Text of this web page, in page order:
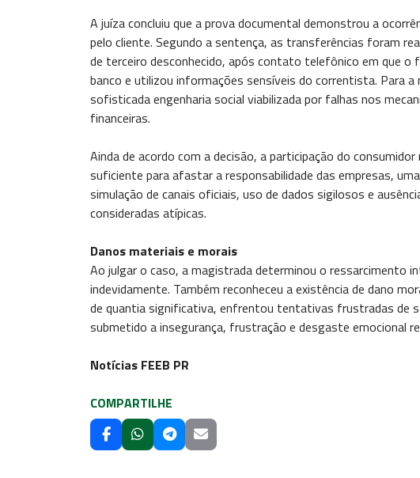
A juíza concluiu que a prova documental demonstrou a
pelo cliente. Segundo a sentença, as transferências foram
de terceiro desconhecido, após contato telefônico em que o
banco e utilizou informações sensíveis do correntista. Para
sofisticada engenharia social viabilizada por falhas nos
financeiras.
Ainda de acordo com a decisão, a participação do
suficiente para afastar a responsabilidade das empresas,
simulação de canais oficiais, uso de dados sigilosos e
consideradas atípicas.
Danos materiais e morais
Ao julgar o caso, a magistrada determinou o ressarcimento
indevidamente. Também reconheceu a existência de dano
de quantia significativa, enfrentou tentativas frustradas de
submetido a insegurança, frustração e desgaste emocional
Notícias FEEB PR
COMPARTILHE